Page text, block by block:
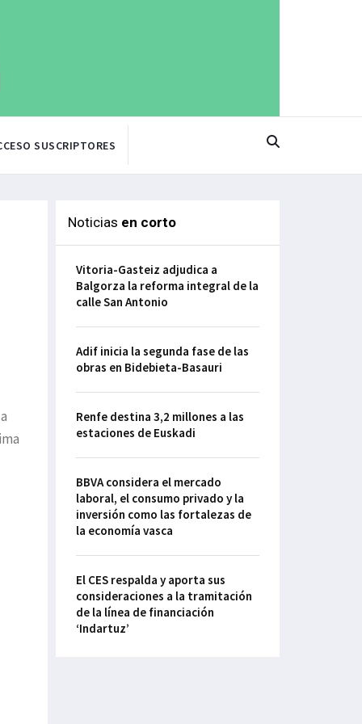
SUSCRIPTORES
Noticias en corto
Vitoria-Gasteiz adjudica a
Balgorza la reforma integral de la
calle San Antonio
Adif inicia la segunda fase de las
obras en Bidebieta-Basauri
Renfe destina 3,2 millones a las
estaciones de Euskadi
BBVA considera el mercado
laboral, el consumo privado y la
inversión como las fortalezas de
la economía vasca
El CES respalda y aporta sus
consideraciones a la tramitación
de la línea de financiación
‘Indartuz’